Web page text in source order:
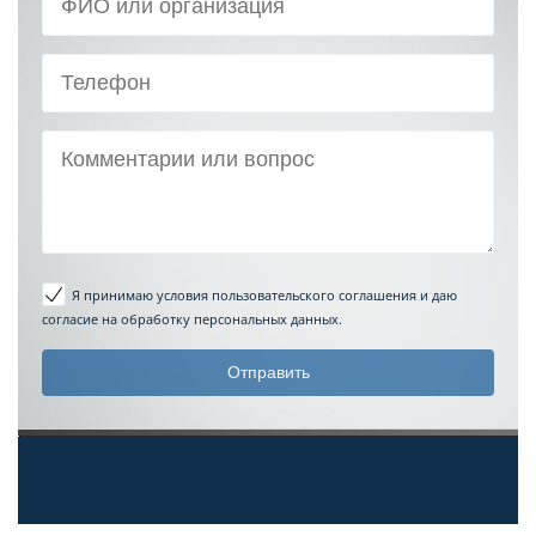
Я принимаю условия пользовательского соглашения и даю
согласие на обработку персональных данных.